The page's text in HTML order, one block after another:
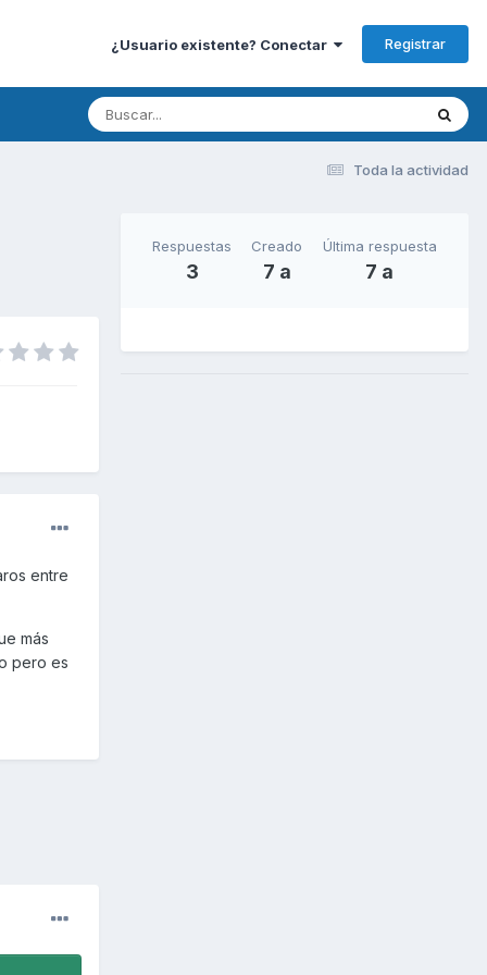
¿Usuario existente? Conectar Registrar
Toda la actividad
entre
más
pero es
Respuestas
3
Creado
7 a
Última respuesta
7 a